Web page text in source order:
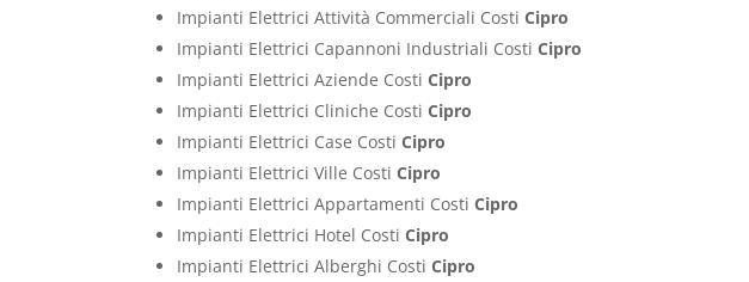
Impianti Elettrici Attività Commerciali CostiCipro
Impianti Elettrici Capannoni Industriali CostiCipro
Impianti Elettrici Aziende CostiCipro
Impianti Elettrici Cliniche CostiCipro
Impianti Elettrici Case CostiCipro
Impianti Elettrici Ville CostiCipro
Impianti Elettrici Appartamenti CostiCipro
Impianti Elettrici Hotel CostiCipro
Impianti Elettrici Alberghi CostiCipro